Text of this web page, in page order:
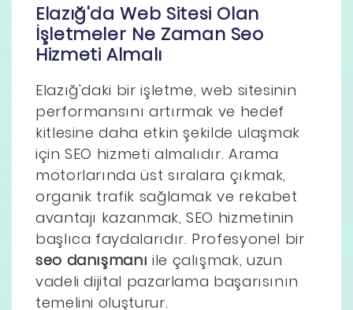
Elazığ'da Web Sitesi Olan
İşletmeler Ne Zaman Seo
Hizmeti Almalı
Elazığ'daki bir işletme, web sitesinin
performansını artırmak ve hedef
kitlesine daha etkin şekilde ulaşmak
için SEO hizmeti almalıdır. Arama
motorlarında üst sıralara çıkmak,
organik trafik sağlamak ve rekabet
avantajı kazanmak, SEO hizmetinin
başlıca faydalarıdır. Profesyonel bir
seo danışmanı ile çalışmak, uzun
vadeli dijital pazarlama başarısının
temelini oluşturur.